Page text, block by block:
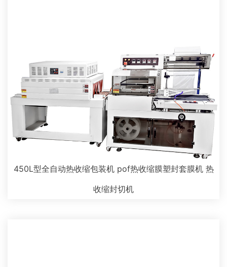
450L型全自动热收缩包装机 pof热收缩膜塑封套膜机 热
收缩封切机